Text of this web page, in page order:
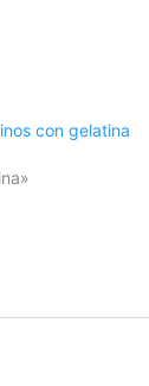
con gelatina